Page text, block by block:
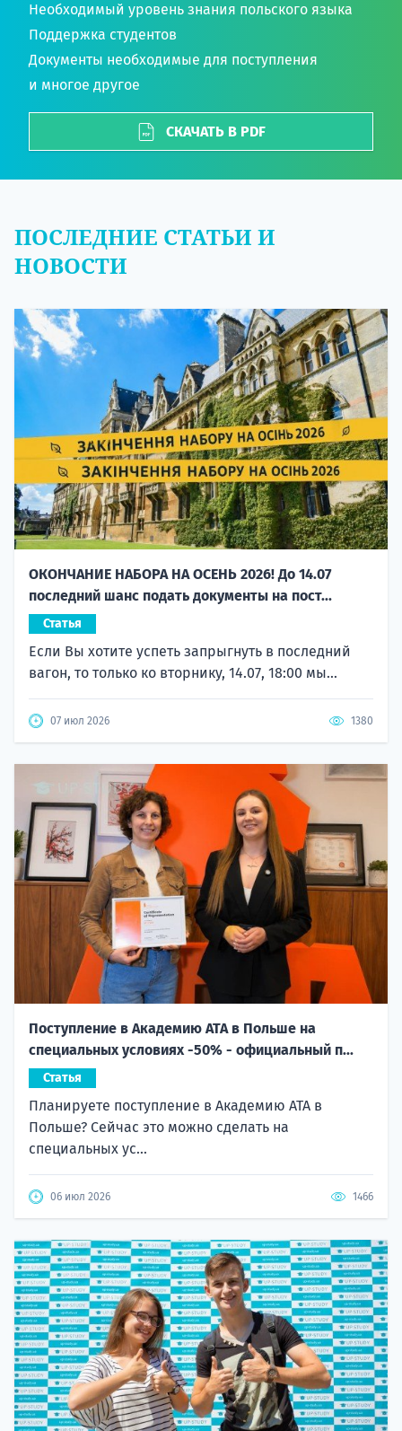
Необходимый уровень знания польского языка
Поддержка студентов
Документы необходимые для поступления
и многое другое
СКАЧАТЬ В PDF
ПОСЛЕДНИЕ СТАТЬИ И
НОВОСТИ
ОКОНЧАНИЕ НАБОРА НА ОСЕНЬ 2026! До 14.07
последний шанс подать документы на пост...
Статья
Если Вы хотите успеть запрыгнуть в последний
вагон, то только ко вторнику, 14.07, 18:00 мы...
07 июл 2026 1380
Поступление в Академию ATA в Польше на
специальных условиях -50% - официальный п...
Статья
Планируете поступление в Академию ATA в
Польше? Сейчас это можно сделать на
специальных ус...
06 июл 2026 1466